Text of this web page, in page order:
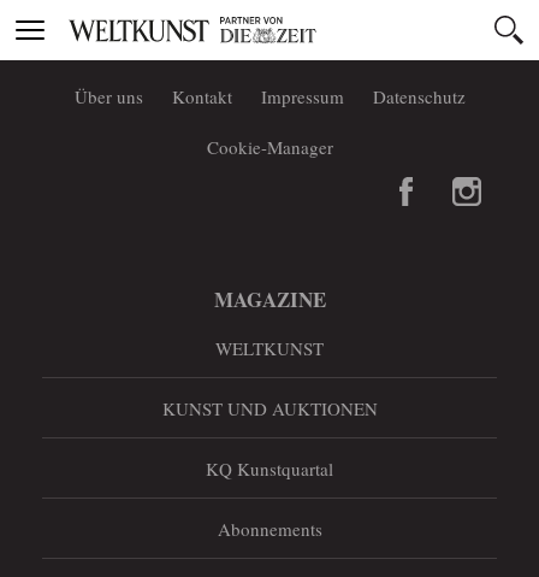
Toggle
navigation
Über uns Kontakt Impressum Datenschutz
Cookie-Manager
MAGAZINE
WELTKUNST
KUNST UND AUKTIONEN
KQ Kunstquartal
Abonnements